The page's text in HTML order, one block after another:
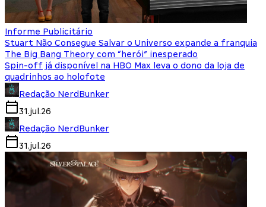
Informe Publicitário
Stuart Não Consegue Salvar o Universo expande a franquia
The Big Bang Theory com “herói” inesperado
Spin-off já disponível na HBO Max leva o dono da loja de
quadrinhos ao holofote
Redação NerdBunker
31.jul.26
Redação NerdBunker
31.jul.26